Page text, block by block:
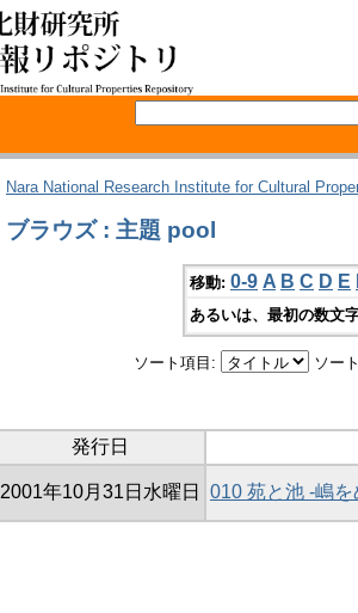
Nara National Research Institute for Cultural
ブラウズ : 主題 pool
移動: 0-9 A B C D E
あるいは、最初の数文
ソート項目: ソー
発行日
2001年10月31日水曜日 010 苑と池 -嶋